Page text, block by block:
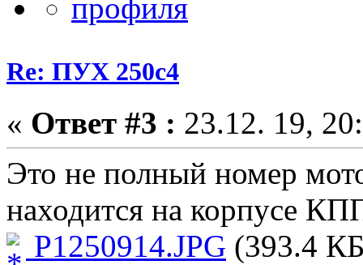
Re: ПУХ 250с4
« Ответ #3 : 23.12. 19,
Это не полный номер
находится на корпусе
P1250914.JPG (393.4